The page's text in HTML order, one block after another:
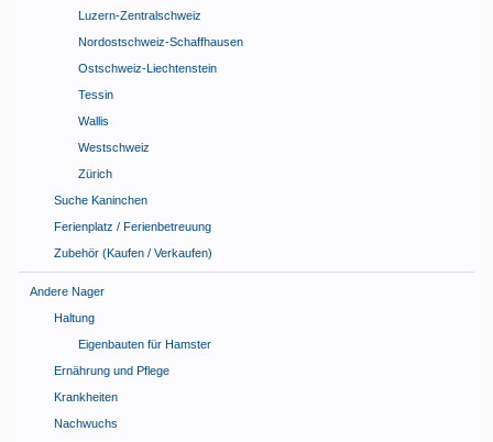
Luzern-Zentralschweiz
Nordostschweiz-Schaffhausen
Ostschweiz-Liechtenstein
Tessin
Wallis
Westschweiz
Zürich
Suche Kaninchen
Ferienplatz / Ferienbetreuung
Zubehör (Kaufen / Verkaufen)
Andere Nager
Haltung
Eigenbauten für Hamster
Ernährung und Pflege
Krankheiten
Nachwuchs